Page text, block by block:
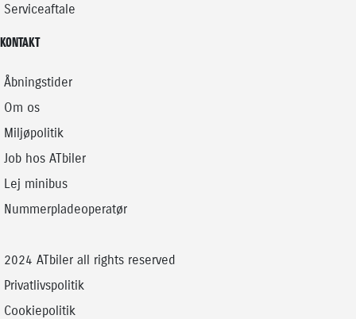
Serviceaftale
KONTAKT
Åbningstider
Om os
Miljøpolitik
Job hos ATbiler
Lej minibus
Nummerpladeoperatør
2024 ATbiler all rights reserved
Privatlivspolitik
Cookiepolitik